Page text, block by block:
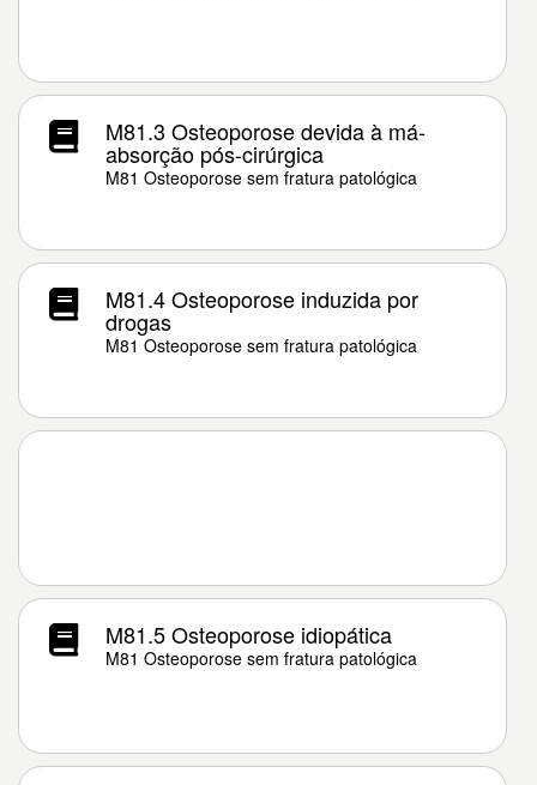
M81.3 Osteoporose devida à má-
absorção pós-cirúrgica
M81 Osteoporose sem fratura patológica
M81.4 Osteoporose induzida por
drogas
M81 Osteoporose sem fratura patológica
M81.5 Osteoporose idiopática
M81 Osteoporose sem fratura patológica